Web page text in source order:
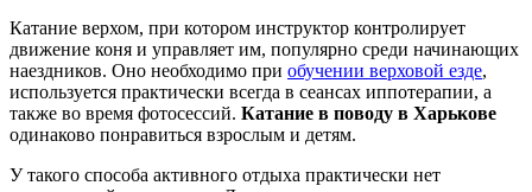
Катание верхом, при котором инструктор контролирует
движение коня и управляет им, популярно среди начинающих
наездников. Оно необходимо при обучении верховой езде,
используется практически всегда в сеансах иппотерапии, а
также во время фотосессий. Катание в поводу в Харькове
одинаково понравиться взрослым и детям.
У такого способа активного отдыха практически нет